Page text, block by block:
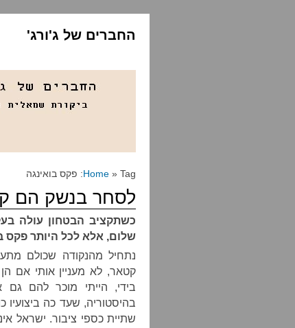
החברים של ג'ורג'
Home » Tag: פקס בואינגה
לסחר בנשק הם
כשתקציב הבטחון עולה
שלום, אלא לכל היותר פקס
נתחיל מהנקודה שכולם
בידי, הייתי מוכר להם
בהיסטוריה, שעד כה ביצועיו